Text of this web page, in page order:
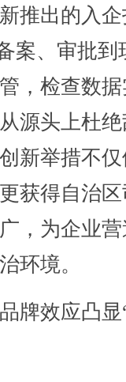
推出的入
案、审批到
，检查数
源头上杜
新举措不
获得自治
，为企业
环境。
效应凸显